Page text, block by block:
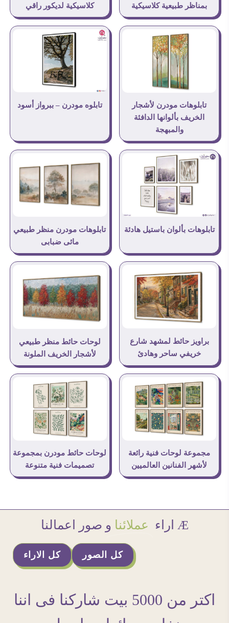
بمناظر طبيعية كلاسيكية
كلاسيكية لديكور راقي
تابلوهات مودرن لأشجار
الخريف بألوانها الدافئة
والمبهجة
تابلوه مودرن – ببرواز أسود
تابلوهات بألوان باستيل هادئة
تابلوهات مودرن منظر طبيعي
مائى ضبابى
براويز حائط لمشهد شارع
خريفي ساحر وهادئ
لوحات حائط منظر طبيعي
لأشجار الخريف الملونة
مجموعة لوحات فنية رائعة
لأشهر الفنانين العالميين
لوحات حائط مودرن بمجموعة
تصميمات فنية متنوعة
Æ اراء عملائنا و صور اعمالنا
كل الاراء كل الصور
اكتر من 5000 بيت شاركنا فى اننا